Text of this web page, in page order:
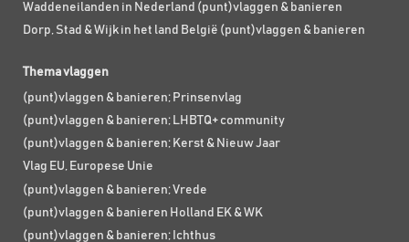
Waddeneilanden in Nederland (punt)vlaggen & banieren
Dorp, Stad & Wijk in het land België (punt)vlaggen & banieren
Thema vlaggen
(punt)vlaggen & banieren; Prinsenvlag
(punt)vlaggen & banieren; LHBTQ+ community
(punt)vlaggen & banieren; Kerst & Nieuw Jaar
Vlag EU, Europese Unie
(punt)vlaggen & banieren; Vrede
(punt)vlaggen & banieren Holland EK & WK
(punt)vlaggen & banieren; Ichthus